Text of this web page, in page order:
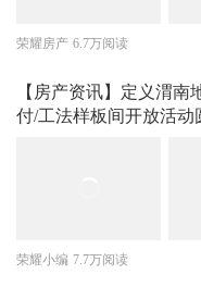
荣耀房产 6.7万阅读
【房产资讯】定义渭南
付/工法样板间开放活动
荣耀小编 7.7万阅读